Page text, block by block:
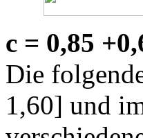
c = 0,85
Die
1,60] und